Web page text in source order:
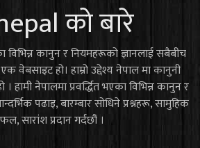
को बारे
कानुन र नियमहरूको ज्ञानलाई सबैबीच
वेबसाइट हो। हाम्रो उद्देश्य नेपाल मा कानुनी
हामी नेपालमा प्रवर्द्धित भएका विभिन्न कानुन र
पढाइ, बारम्बार सोधिने प्रश्नहरू, सामुहिक
सारांश प्रदान गर्दछौं ।